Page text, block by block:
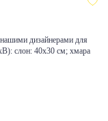
нашими дизайнерами для
слон: 40х30 см; хмара